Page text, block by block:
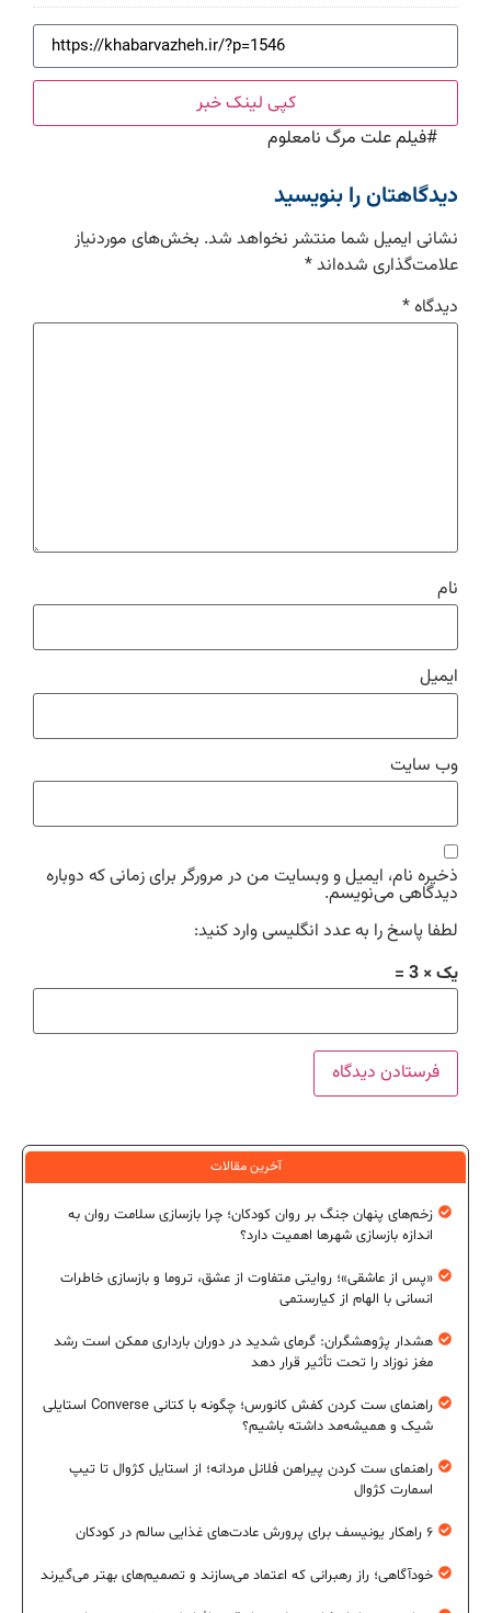
کپی لینک خبر
#فیلم علت مرگ نامعلوم
دیدگاهتان را بنویسید
نشانی ایمیل شما منتشر نخواهد شد. بخش‌های موردنیاز
علامت‌گذاری شده‌اند*
دیدگاه*
نام
ایمیل
وب‌ سایت
ذخیره نام، ایمیل و وبسایت من در مرورگر برای زمانی که دوباره
دیدگاهی می‌نویسم.
لطفا پاسخ را به عدد انگلیسی وارد کنید:
یک × 3 =
آخرین مقالات
زخم‌های پنهان جنگ بر روان کودکان؛ چرا بازسازی سلامت روان به
اندازه بازسازی شهرها اهمیت دارد؟
«پس از عاشقی»؛ روایتی متفاوت از عشق، تروما و بازسازی خاطرات
انسانی با الهام از کیارستمی
هشدار پژوهشگران: گرمای شدید در دوران بارداری ممکن است رشد
مغز نوزاد را تحت تأثیر قرار دهد
راهنمای ست کردن کفش کانورس؛ چگونه با کتانی Converse استایلی
شیک و همیشه‌مد داشته باشیم؟
راهنمای ست کردن پیراهن فلانل مردانه؛ از استایل کژوال تا تیپ
اسمارت کژوال
۶ راهکار یونیسف برای پرورش عادت‌های غذایی سالم در کودکان
خودآگاهی؛ راز رهبرانی که اعتماد می‌سازند و تصمیم‌های بهتر می‌گیرند